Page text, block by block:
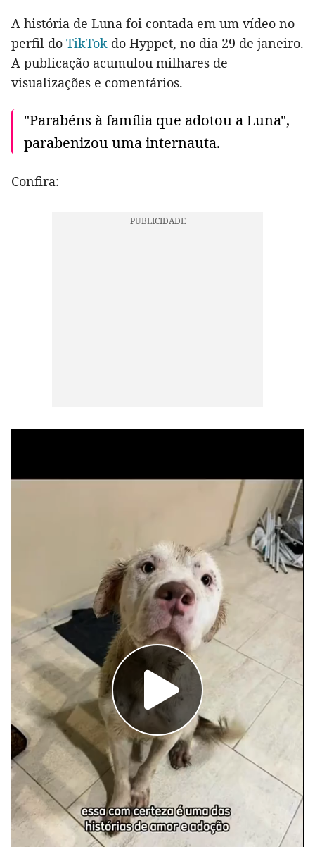
A história de Luna foi contada em um vídeo no
perfil do TikTok do Hyppet, no dia 29 de janeiro.
A publicação acumulou milhares de
visualizações e comentários.
"Parabéns à família que adotou a Luna",
parabenizou uma internauta.
Confira: